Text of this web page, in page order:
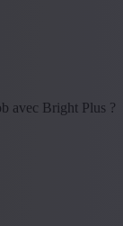
avec Bright Plus ?